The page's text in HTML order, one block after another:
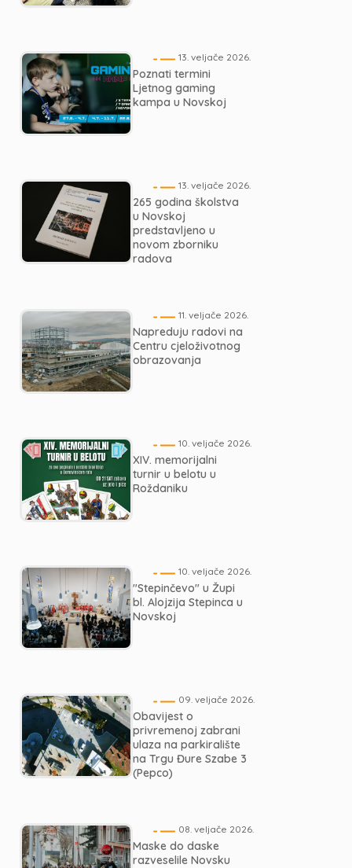
13. veljače 2026.
Poznati termini
Ljetnog gaming
kampa u Novskoj
13. veljače 2026.
265 godina školstva
u Novskoj
predstavljeno u
novom zborniku
radova
11. veljače 2026.
Napreduju radovi na
Centru cjeloživotnog
obrazovanja
10. veljače 2026.
XIV. memorijalni
turnir u belotu u
Roždaniku
10. veljače 2026.
"Stepinčevo" u Župi
bl. Alojzija Stepinca u
Novskoj
09. veljače 2026.
Obavijest o
privremenoj zabrani
ulaza na parkiralište
na Trgu Đure Szabe 3
(Pepco)
08. veljače 2026.
Maske do daske
razveselile Novsku